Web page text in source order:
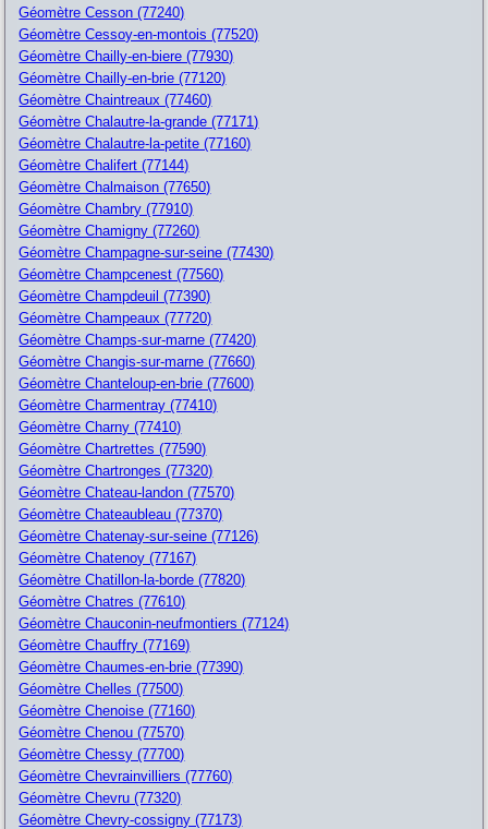
Géomètre Cesson (77240)
Géomètre Cessoy-en-montois (77520)
Géomètre Chailly-en-biere (77930)
Géomètre Chailly-en-brie (77120)
Géomètre Chaintreaux (77460)
Géomètre Chalautre-la-grande (77171)
Géomètre Chalautre-la-petite (77160)
Géomètre Chalifert (77144)
Géomètre Chalmaison (77650)
Géomètre Chambry (77910)
Géomètre Chamigny (77260)
Géomètre Champagne-sur-seine (77430)
Géomètre Champcenest (77560)
Géomètre Champdeuil (77390)
Géomètre Champeaux (77720)
Géomètre Champs-sur-marne (77420)
Géomètre Changis-sur-marne (77660)
Géomètre Chanteloup-en-brie (77600)
Géomètre Charmentray (77410)
Géomètre Charny (77410)
Géomètre Chartrettes (77590)
Géomètre Chartronges (77320)
Géomètre Chateau-landon (77570)
Géomètre Chateaubleau (77370)
Géomètre Chatenay-sur-seine (77126)
Géomètre Chatenoy (77167)
Géomètre Chatillon-la-borde (77820)
Géomètre Chatres (77610)
Géomètre Chauconin-neufmontiers (77124)
Géomètre Chauffry (77169)
Géomètre Chaumes-en-brie (77390)
Géomètre Chelles (77500)
Géomètre Chenoise (77160)
Géomètre Chenou (77570)
Géomètre Chessy (77700)
Géomètre Chevrainvilliers (77760)
Géomètre Chevru (77320)
Géomètre Chevry-cossigny (77173)